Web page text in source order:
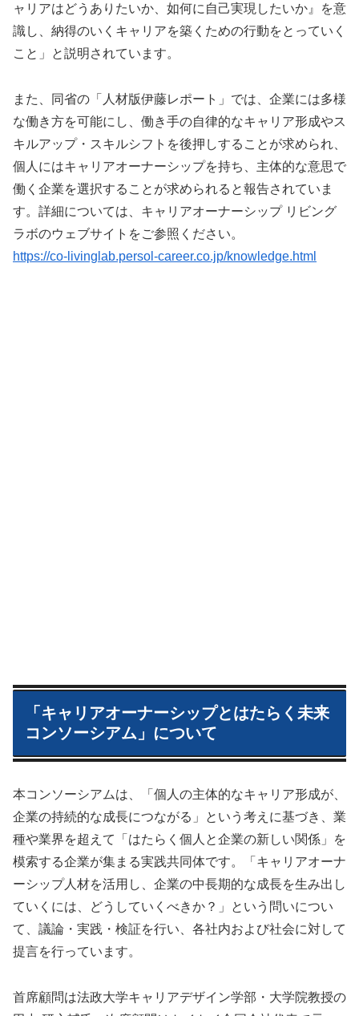
ャリアはどうありたいか、如何に自己実現したいか』を意
識し、納得のいくキャリアを築くための行動をとっていく
こと」と説明されています。
また、同省の「人材版伊藤レポート」では、企業には多様
な働き方を可能にし、働き手の自律的なキャリア形成やス
キルアップ・スキルシフトを後押しすることが求められ、
個人にはキャリアオーナーシップを持ち、主体的な意思で
働く企業を選択することが求められると報告されていま
す。詳細については、キャリアオーナーシップ リビング
ラボのウェブサイトをご参照ください。
https://co-livinglab.persol-career.co.jp/knowledge.html
「キャリアオーナーシップとはたらく未来
コンソーシアム」について
本コンソーシアムは、「個人の主体的なキャリア形成が、
企業の持続的な成長につながる」という考えに基づき、業
種や業界を超えて「はたらく個人と企業の新しい関係」を
模索する企業が集まる実践共同体です。「キャリアオーナ
ーシップ人材を活用し、企業の中長期的な成長を生み出し
ていくには、どうしていくべきか？」という問いについ
て、議論・実践・検証を行い、各社内および社会に対して
提言を行っています。
首席顧問は法政大学キャリアデザイン学部・大学院教授の